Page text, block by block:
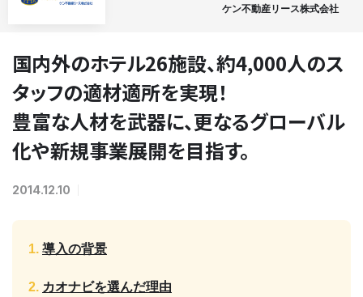
ケン不動産リース株式会社
国内外のホテル26施設、約4,000人のス
タッフの適材適所を実現！
豊富な人材を武器に、更なるグローバル
化や新規事業展開を目指す。
2014.12.10
導入の背景
カオナビを選んだ理由